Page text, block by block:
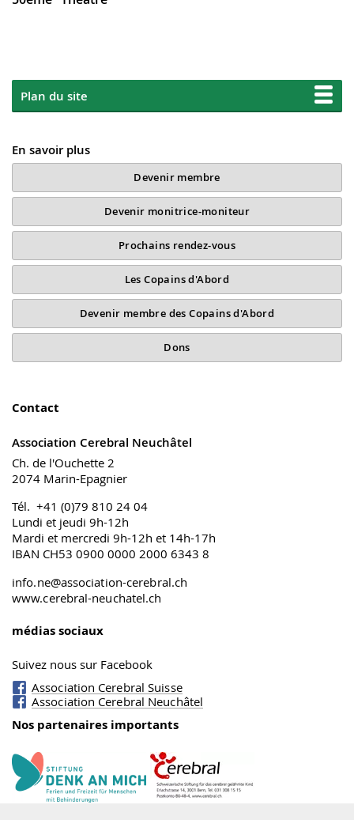
Plan du site
En savoir plus
Devenir membre
Devenir monitrice-moniteur
Prochains rendez-vous
Les Copains d'Abord
Devenir membre des Copains d'Abord
Dons
Contact
Association Cerebral Neuchâtel
Ch. de l'Ouchette 2
2074 Marin-Epagnier
Tél. +41 (0)79 810 24 04
Lundi et jeudi 9h-12h
Mardi et mercredi 9h-12h et 14h-17h
IBAN CH53 0900 0000 2000 6343 8
info.ne@association-cerebral.ch
www.cerebral-neuchatel.ch
médias sociaux
Suivez nous sur Facebook
Association Cerebral Suisse
Association Cerebral Neuchâtel
Nos partenaires importants